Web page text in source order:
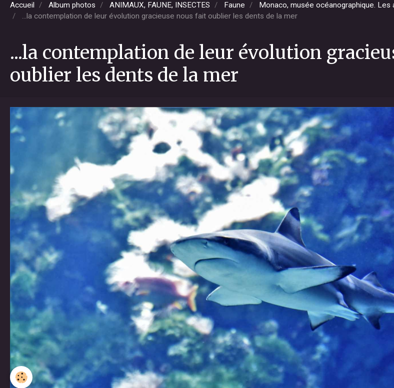
Accueil Album photos ANIMAUX, FAUNE, INSECTES Faune
Monaco, musée océanographique. Les
...la contemplation de leur évolution gracieuse nous fait oublier les dents de la mer
...la contemplation de leur évolution
oublier les dents de la mer